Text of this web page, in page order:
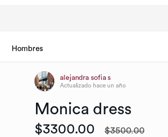
Hombres
alejandra sofia s
Actualizado hace un año
Monica dress
$3300.00 $3500.00